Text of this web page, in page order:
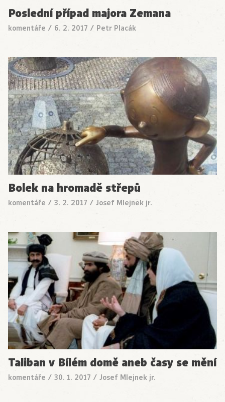
Poslední případ majora Zemana
komentáře / 6. 2. 2017 / Petr Placák
Bolek na hromadě střepů
komentáře / 3. 2. 2017 / Josef Mlejnek jr.
Taliban v Bílém domě aneb časy se mění
komentáře / 30. 1. 2017 / Josef Mlejnek jr.